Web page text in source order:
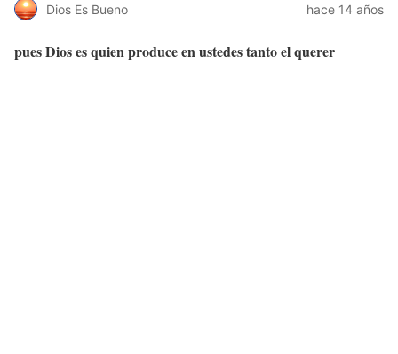
Dios Es Bueno hace 14 años
pues Dios es quien produce en ustedes tanto el querer